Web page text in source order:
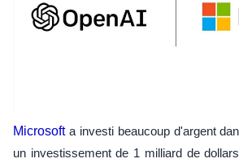
Microsofta investi beaucoup d'argent
un investissement de 1 milliard de